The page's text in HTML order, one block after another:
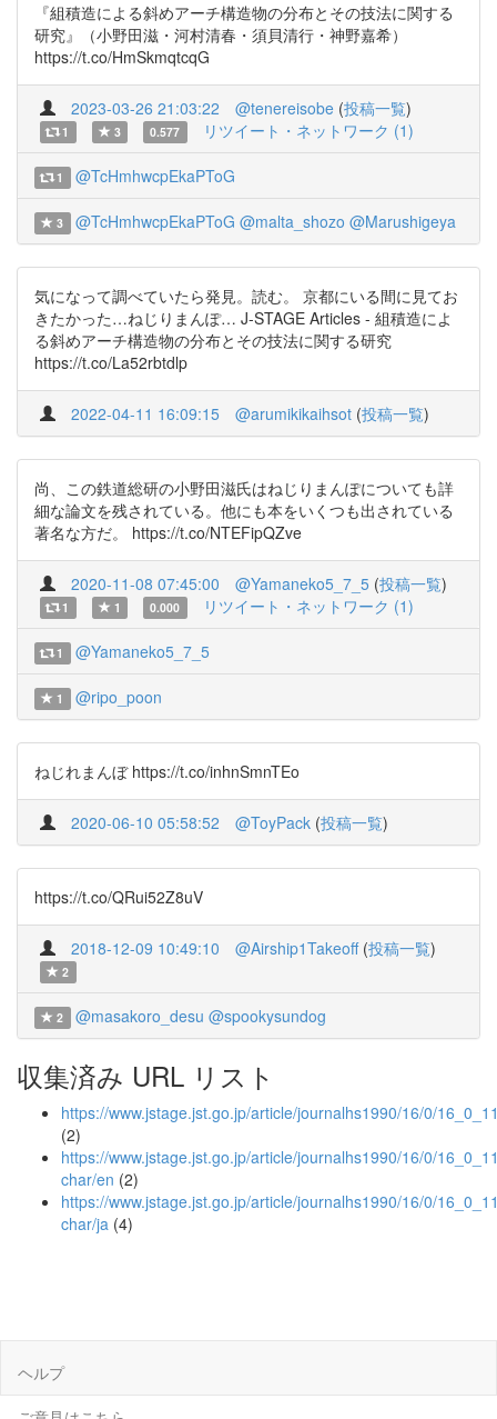
『組積造による斜めアーチ構造物の分布とその技法に関する
研究』（小野田滋・河村清春・須貝清行・神野嘉希）
https://t.co/HmSkmqtcqG
2023-03-26 21:03:22 @tenereisobe (投稿一覧)
1 3 0.577 リツイート・ネットワーク (1)
1 @TcHmhwcpEkaPToG
3 @TcHmhwcpEkaPToG @malta_shozo @Marushigeya
気になって調べていたら発見。読む。 京都にいる間に見てお
きたかった…ねじりまんぽ… J-STAGE Articles - 組積造によ
る斜めアーチ構造物の分布とその技法に関する研究
https://t.co/La52rbtdlp
2022-04-11 16:09:15 @arumikikaihsot (投稿一覧)
尚、この鉄道総研の小野田滋氏はねじりまんぽについても詳
細な論文を残されている。他にも本をいくつも出されている
著名な方だ。 https://t.co/NTEFipQZve
2020-11-08 07:45:00 @Yamaneko5_7_5 (投稿一覧)
1 1 0.000 リツイート・ネットワーク (1)
1 @Yamaneko5_7_5
1 @ripo_poon
ねじれまんぼ https://t.co/inhnSmnTEo
2020-06-10 05:58:52 @ToyPack (投稿一覧)
https://t.co/QRui52Z8uV
2018-12-09 10:49:10 @Airship1Takeoff(投稿一覧)
2
2 @masakoro_desu @spookysundog
収集済み URL リスト
https://www.jstage.jst.go.jp/article/journalhs1990/16/0/
(2)
https://www.jstage.jst.go.jp/article/journalhs1990/16/0/
char/en (2)
https://www.jstage.jst.go.jp/article/journalhs1990/16/0/
char/ja (4)
ヘルプ